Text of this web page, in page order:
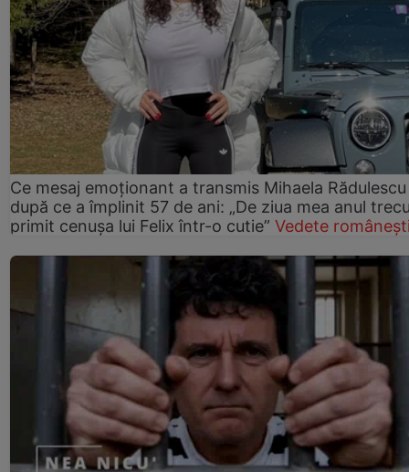
Ce mesaj emoționant a transmis Mihaela Rădulescu
după ce a împlinit 57 de ani: „De ziua mea anul
primit cenușa lui Felix într-o cutie” Vedete